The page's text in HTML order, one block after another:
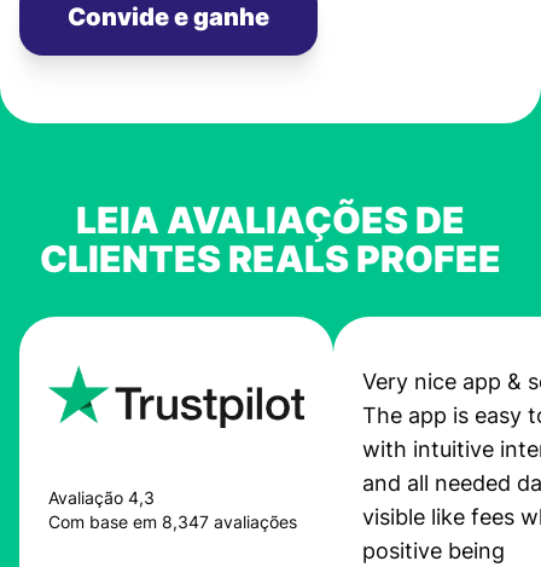
Convide e ganhe
LEIA AVALIAÇÕES DE
CLIENTES REALS PROFEE
Avaliação 4,3
Com base em 8,347 avaliações
Very nice app &
The app is easy
with intuitive
and all needed
visible like fees
positive being